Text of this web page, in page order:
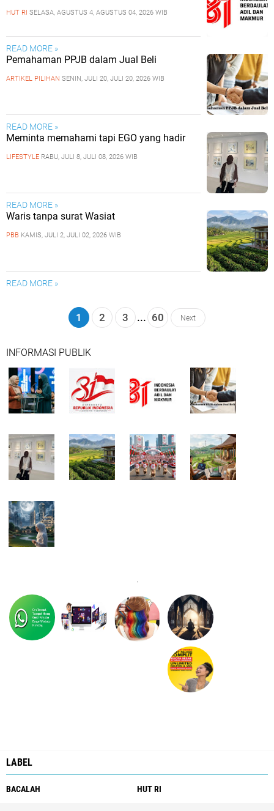
HUT RI SELASA, AGUSTUS 4, AGUSTUS 04, 2026 WIB
READ MORE »
Pemahaman PPJB dalam Jual Beli
ARTIKEL PILIHAN SENIN, JULI 20, JULI 20, 2026 WIB
READ MORE »
Meminta memahami tapi EGO yang hadir
LIFESTYLE RABU, JULI 8, JULI 08, 2026 WIB
READ MORE »
Waris tanpa surat Wasiat
PBB KAMIS, JULI 2, JULI 02, 2026 WIB
READ MORE »
1 2 3 ... 60 Next
INFORMASI PUBLIK
LABEL
BACALAH HUT RI